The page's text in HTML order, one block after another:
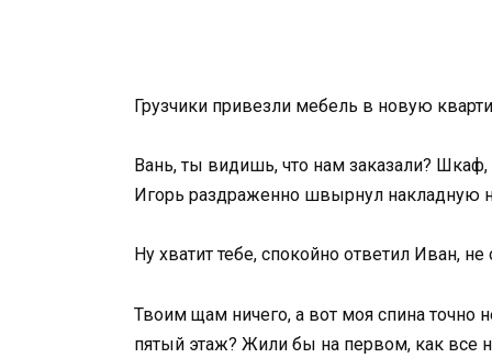
Грузчики привезли мебель в новую
Вань, ты видишь, что нам заказали?
Игорь раздраженно швырнул накладную
Ну хватит тебе, спокойно ответил Иван,
Твоим щам ничего, а вот моя спина точно
пятый этаж? Жили бы на первом, как все